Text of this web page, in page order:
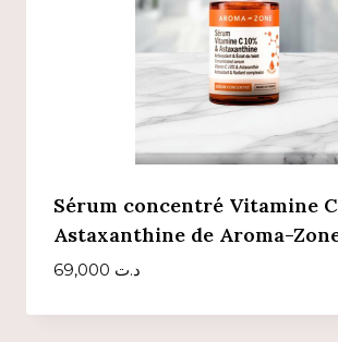
Sérum concentré Vitamine C
Astaxanthine de Aroma-
د.ت